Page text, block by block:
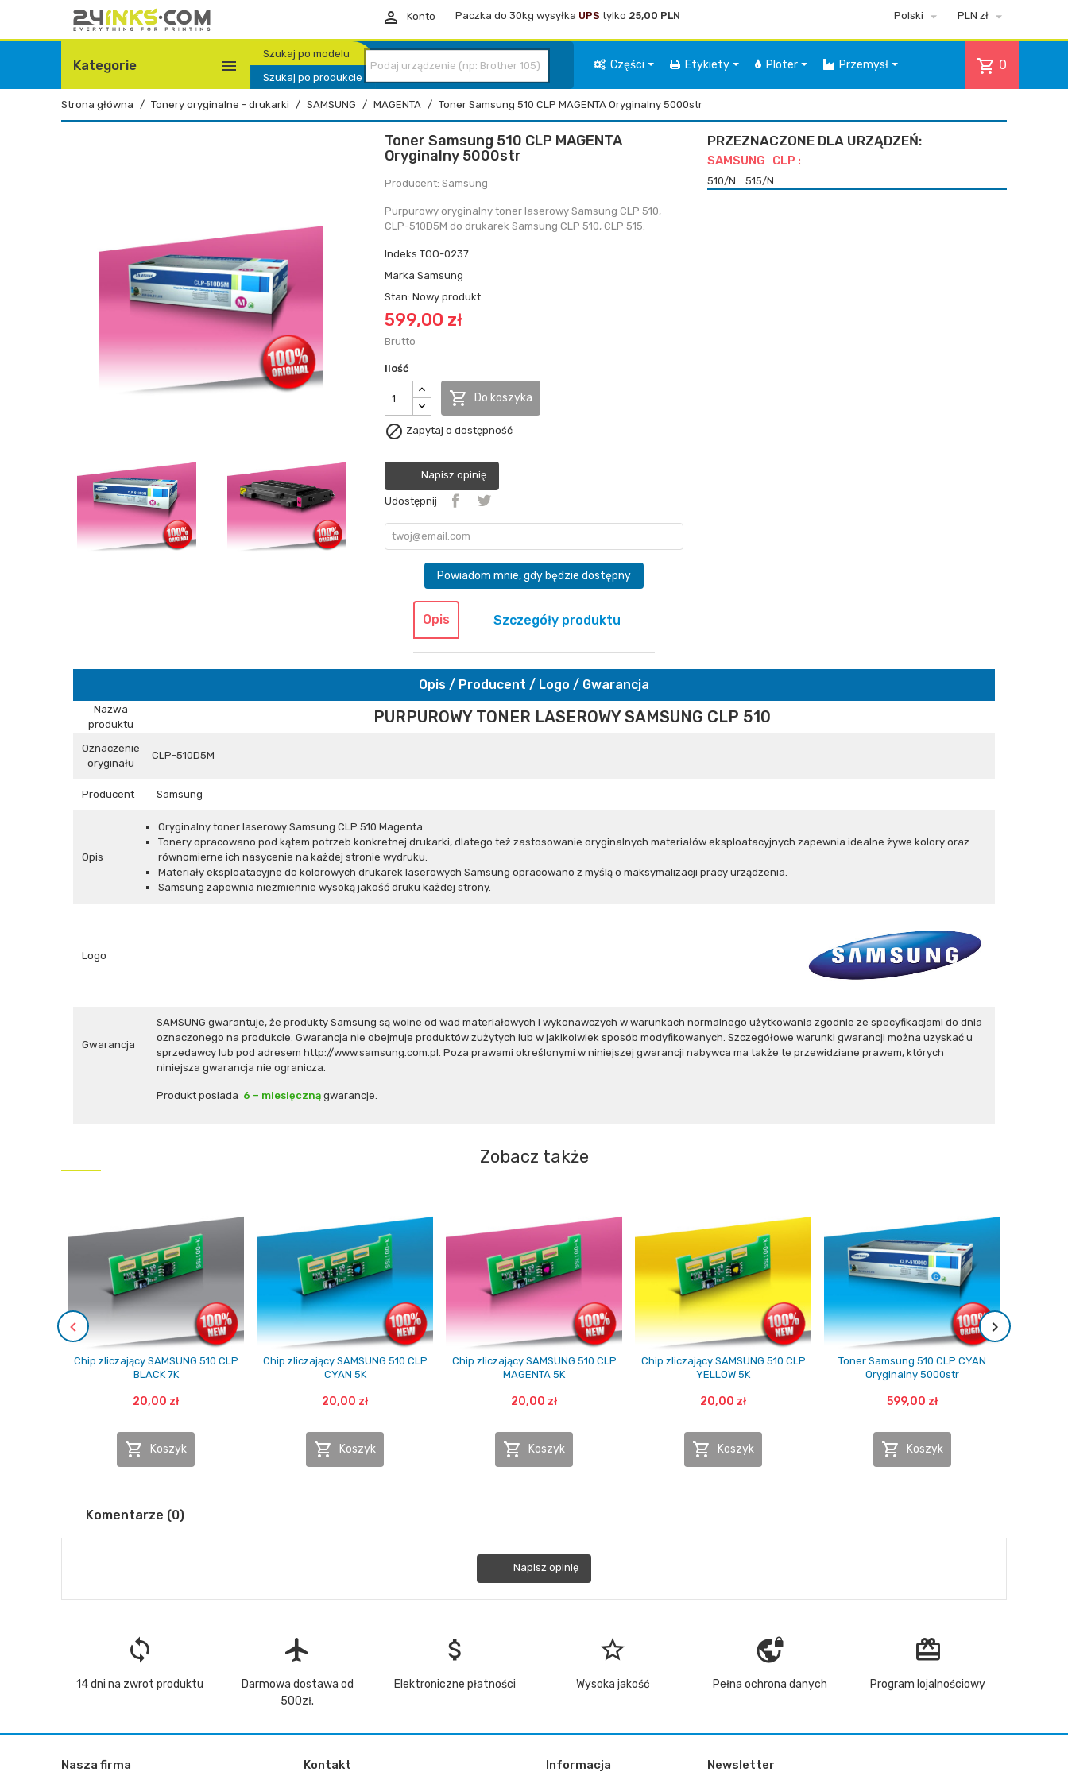
 Konto Paczka do 30kg wysyłka UPS tylko 25,00 PLN Polski  PLN zł 
Kategorie 
Szukaj po modelu
Szukaj po produkcie
shopping_cart 0
Części Etykiety Ploter Przemysł
Strona główna Tonery oryginalne - drukarki SAMSUNG MAGENTA Toner Samsung 510 CLP MAGENTA Oryginalny 5000str
Toner Samsung 510 CLP MAGENTA
Oryginalny 5000str
Producent: Samsung
Purpurowy oryginalny toner laserowy Samsung CLP 510,
CLP-510D5M do drukarek Samsung CLP 510, CLP 515.
Indeks TOO-0237
Marka Samsung
Stan: Nowy produkt
599,00 zł
Brutto
Ilość
 Do koszyka
 Zapytaj o dostępność
Napisz opinię
Udostępnij
Powiadom mnie, gdy będzie dostępny
PRZEZNACZONE DLA URZĄDZEŃ:
SAMSUNG CLP :
510/N 515/N
Opis Szczegóły produktu
Opis / Producent / Logo / Gwarancja
Nazwa
produktu
PURPUROWY TONER LASEROWY SAMSUNG CLP 510
Oznaczenie
oryginału
CLP-510D5M
Producent Samsung
Opis
Oryginalny toner laserowy Samsung CLP 510 Magenta.
Tonery opracowano pod kątem potrzeb konkretnej drukarki, dlatego też zastosowanie oryginalnych materiałów eksploatacyjnych zapewnia idealne żywe kolory oraz
równomierne ich nasycenie na każdej stronie wydruku.
Materiały eksploatacyjne do kolorowych drukarek laserowych Samsung opracowano z myślą o maksymalizacji pracy urządzenia.
Samsung zapewnia niezmiennie wysoką jakość druku każdej strony.
Logo
Gwarancja
SAMSUNG gwarantuje, że produkty Samsung są wolne od wad materiałowych i wykonawczych w warunkach normalnego użytkowania zgodnie ze specyfikacjami do dnia
oznaczonego na produkcie. Gwarancja nie obejmuje produktów zużytych lub w jakikolwiek sposób modyfikowanych. Szczegółowe warunki gwarancji można uzyskać u
sprzedawcy lub pod adresem http://www.samsung.com.pl. Poza prawami określonymi w niniejszej gwarancji nabywca ma także te przewidziane prawem, których
niniejsza gwarancja nie ogranicza.
Produkt posiada 6 – miesięczną gwarancje.
Zobacz także
Chip zliczający SAMSUNG 510 CLP
BLACK 7K
20,00 zł
 Koszyk
Chip zliczający SAMSUNG 510 CLP
CYAN 5K
20,00 zł
 Koszyk
Chip zliczający SAMSUNG 510 CLP
MAGENTA 5K
20,00 zł
 Koszyk
Chip zliczający SAMSUNG 510 CLP
YELLOW 5K
20,00 zł
 Koszyk
Toner Samsung 510 CLP CYAN
Oryginalny 5000str
599,00 zł
 Koszyk
Komentarze (0)
Napisz opinię
loop
14 dni na zwrot produktu
flight
Darmowa dostawa od
500zł.
attach_money
Elektroniczne płatności
star_border
Wysoka jakość
vpn_lock
Pełna ochrona danych
redeem
Program lojalnościowy
Nasza firma Kontakt Informacja Newsletter